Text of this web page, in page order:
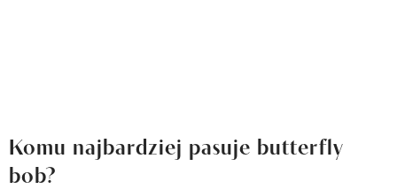
Komu najbardziej pasuje butterfly
bob?